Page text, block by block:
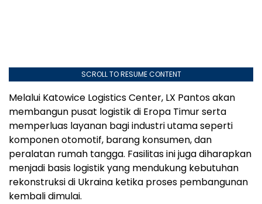
SCROLL TO RESUME CONTENT
Melalui Katowice Logistics Center, LX Pantos akan
membangun pusat logistik di Eropa Timur serta
memperluas layanan bagi industri utama seperti
komponen otomotif, barang konsumen, dan
peralatan rumah tangga. Fasilitas ini juga diharapkan
menjadi basis logistik yang mendukung kebutuhan
rekonstruksi di Ukraina ketika proses pembangunan
kembali dimulai.